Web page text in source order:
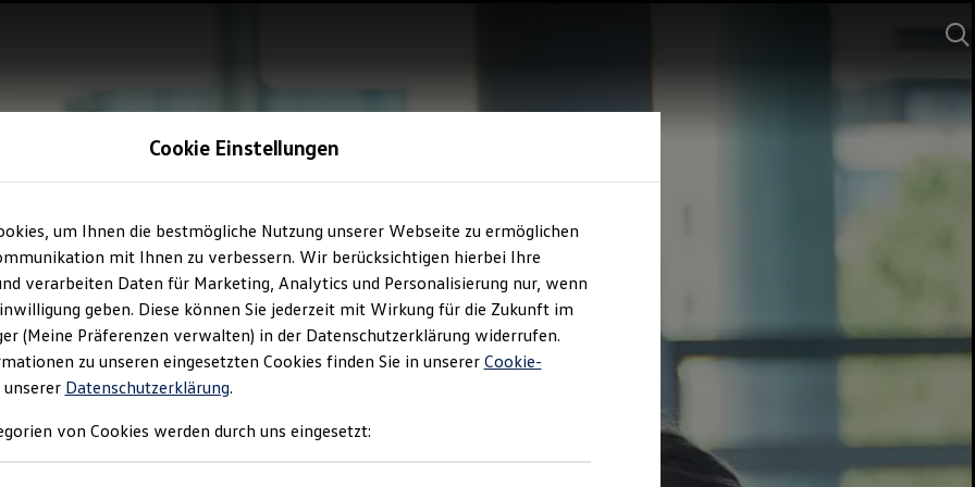
Cookie Einstellungen
um Ihnen die bestmögliche Nutzung unserer Webseite zu ermöglichen
mit Ihnen zu verbessern. Wir berücksichtigen hierbei Ihre
verarbeiten Daten für Marketing, Analytics und Personalisierung nur, wenn
geben. Diese können Sie jederzeit mit Wirkung für die Zukunft im
(Meine Präferenzen verwalten) in der Datenschutzerklärung widerrufen.
zu unseren eingesetzten Cookies finden Sie in unserer Cookie-
unserer Datenschutzerklärung.
von Cookies werden durch uns eingesetzt: